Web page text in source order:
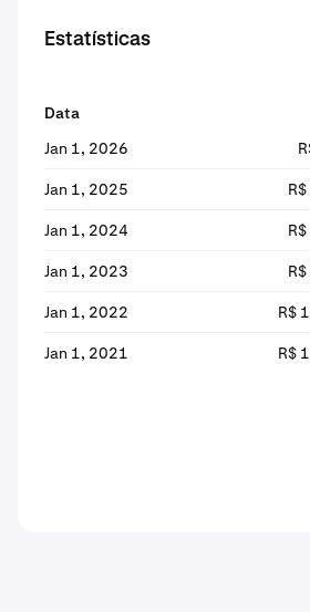
Estatísticas
Data
Jan 1, 2026
Jan 1, 2025
Jan 1, 2024
Jan 1, 2023
Jan 1, 2022 R$
Jan 1, 2021 R$